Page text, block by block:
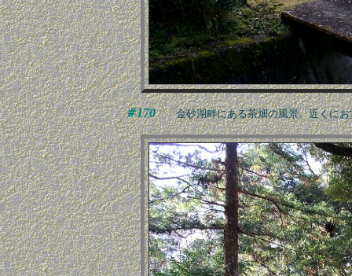
＃170金砂湖畔にある茶畑の風景。近くにお